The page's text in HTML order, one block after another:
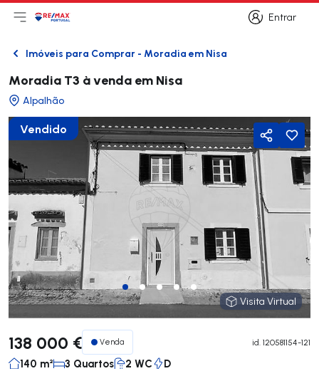
Entrar
Entrar
Abri menu principal
LogoIr para página inicial
VoltarImóveis para Comprar - Moradia em Nisa
Moradia T3 à venda em Nisa
Alpalhão
Vendido
Visita Virtual
Visita Virtual
Partilhar
138 000 € Venda id. 120581154-121
140 m² 3 Quartos 2 WC D